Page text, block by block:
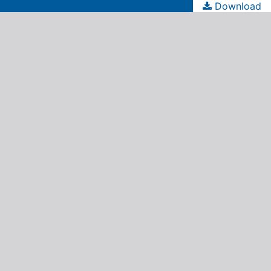
Download